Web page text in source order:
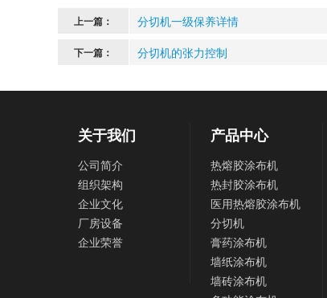
上一篇： 分切机一级保养详情
下一篇： 分切机的张力控制
关于我们
公司简介
组织架构
企业文化
厂房设备
企业荣誉
产品中心
热熔胶涂布机
热封胶涂布机
医用热熔胶涂布机
分切机
膏药涂布机
墙纸涂布机
墙砖涂布机